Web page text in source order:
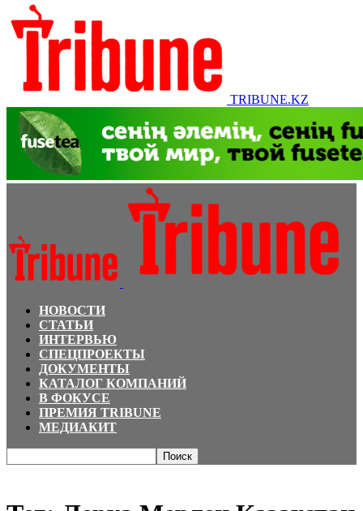
TRIBUNE.KZ
НОВОСТИ
СТАТЬИ
ИНТЕРВЬЮ
СПЕЦПРОЕКТЫ
ДОКУМЕНТЫ
КАТАЛОГ КОМПАНИЙ
В ФОКУСЕ
ПРЕМИЯ TRIBUNE
МЕДИАКИТ